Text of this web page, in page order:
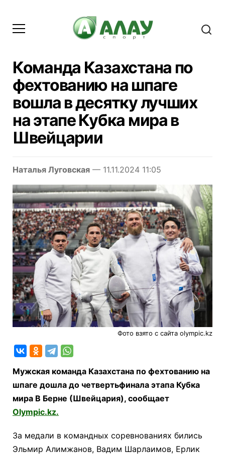
Команда Казахстана по
фехтованию на шпаге
вошла в десятку лучших
на этапе Кубка мира в
Швейцарии
Наталья Луговская — 11.11.2024 11:05
Фото взято с сайта olympic.kz
Мужская команда Казахстана по фехтованию на
шпаге дошла до четвертьфинала этапа Кубка
мира В Берне (Швейцария), сообщает
Olympic.kz.
За медали в командных соревнованиях бились
Эльмир Алимжанов, Вадим Шарлаимов, Ерлик